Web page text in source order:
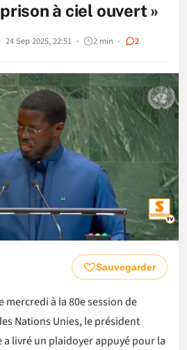
à ciel ouvert »
24 Sep 2025, 22:51 2 min 2
Sauvegarder
mercredi à la 80e session de
Nations Unies, le président
a livré un plaidoyer appuyé pour la